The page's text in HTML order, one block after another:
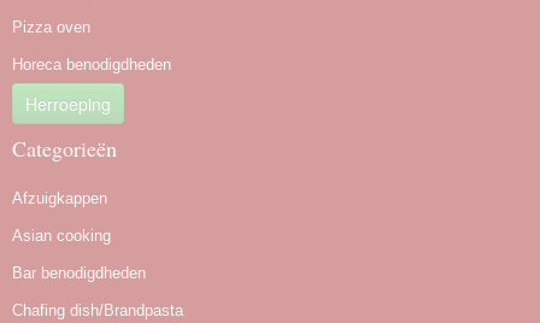
Pizza oven
Horeca benodigdheden
Herroeping
Categorieën
Afzuigkappen
Asian cooking
Bar benodigdheden
Chafing dish/Brandpasta